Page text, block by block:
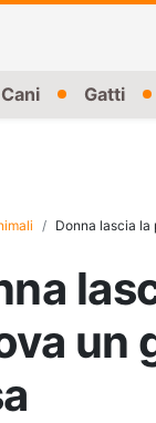
Cani Gatti
Donna lascia la
un